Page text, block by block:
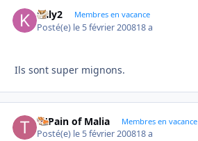
kaly2 Membres en vacance
Posté(e) le 5 février 200818 a
Ils sont super mignons.
Ti'Pain of Malia Membres en vacance
Posté(e) le 5 février 200818 a